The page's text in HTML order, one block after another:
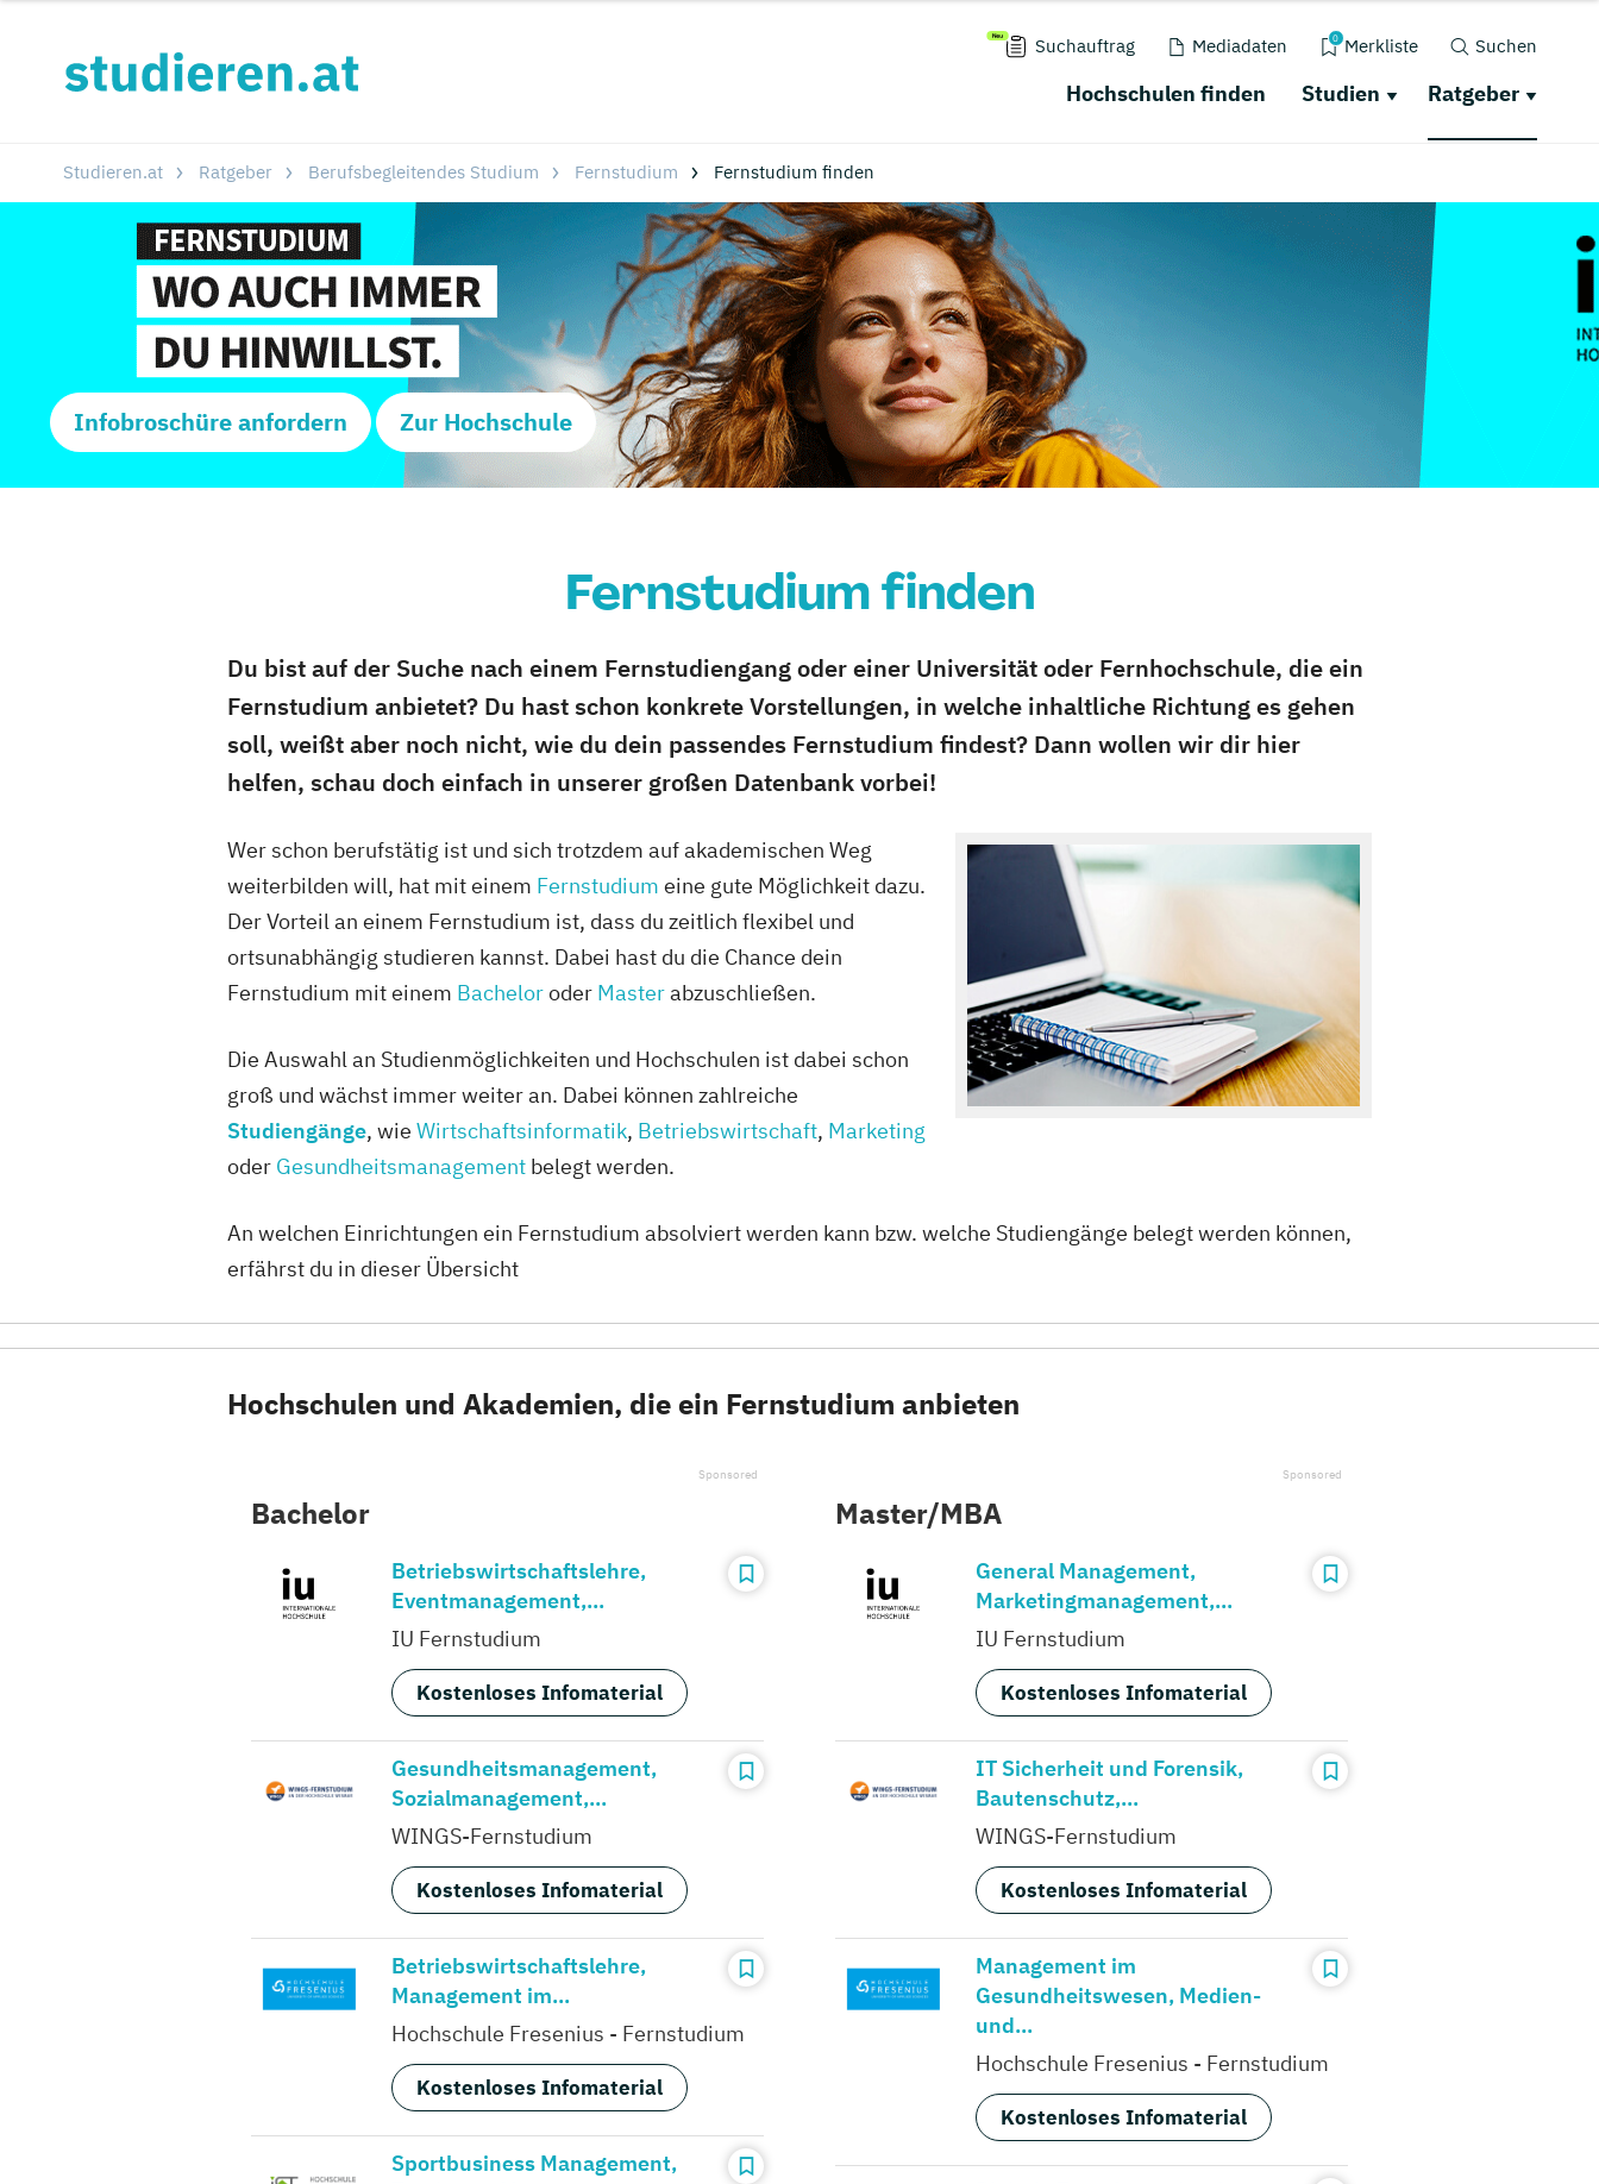
Suchauftrag Mediadaten 0 Merkliste Suchen
Hochschulen finden Studien Ratgeber
Studieren.at Ratgeber Berufsbegleitendes Studium Fernstudium Fernstudium finden
Infobroschüre anfordern Zur Hochschule
Fernstudium finden
Du bist auf der Suche nach einem Fernstudiengang oder einer Universität oder Fernhochschule, die ein
Fernstudium anbietet? Du hast schon konkrete Vorstellungen, in welche inhaltliche Richtung es gehen
soll, weißt aber noch nicht, wie du dein passendes Fernstudium findest? Dann wollen wir dir hier
helfen, schau doch einfach in unserer großen Datenbank vorbei!
Wer schon berufstätig ist und sich trotzdem auf akademischen Weg
weiterbilden will, hat mit einem Fernstudium eine gute Möglichkeit dazu.
Der Vorteil an einem Fernstudium ist, dass du zeitlich flexibel und
ortsunabhängig studieren kannst. Dabei hast du die Chance dein
Fernstudium mit einem Bacheloroder Masterabzuschließen.
Die Auswahl an Studienmöglichkeiten und Hochschulen ist dabei schon
groß und wächst immer weiter an. Dabei können zahlreiche
Studiengänge, wie Wirtschaftsinformatik, Betriebswirtschaft, Marketing
oder Gesundheitsmanagement belegt werden.
An welchen Einrichtungen ein Fernstudium absolviert werden kann bzw. welche Studiengänge belegt werden können,
erfährst du in dieser Übersicht
Hochschulen und Akademien, die ein Fernstudium anbieten
Bachelor
Betriebswirtschaftslehre,
Eventmanagement,...
IU Fernstudium
Kostenloses Infomaterial
Gesundheitsmanagement,
Sozialmanagement,...
WINGS-Fernstudium
Kostenloses Infomaterial
Betriebswirtschaftslehre,
Management im...
Hochschule Fresenius - Fernstudium
Kostenloses Infomaterial
Sportbusiness Management,
Master/MBA
General Management,
Marketingmanagement,...
IU Fernstudium
Kostenloses Infomaterial
IT Sicherheit und Forensik,
Bautenschutz,...
WINGS-Fernstudium
Kostenloses Infomaterial
Management im
Gesundheitswesen, Medien-
und...
Hochschule Fresenius - Fernstudium
Kostenloses Infomaterial